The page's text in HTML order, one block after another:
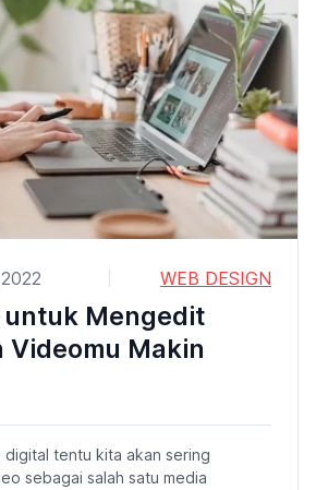
WEB DESIGN
untuk Mengedit
Videomu Makin
digital tentu kita akan sering
sebagai salah satu media